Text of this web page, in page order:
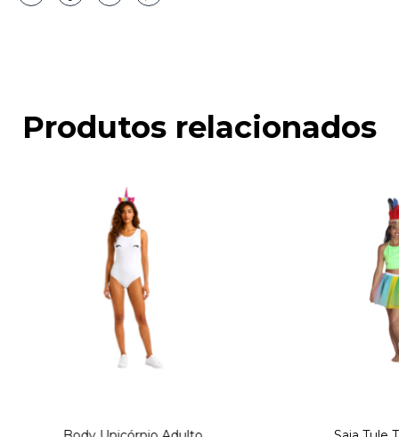
Produtos relacionados